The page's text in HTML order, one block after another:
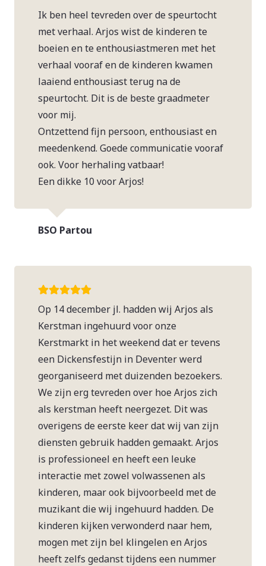
Ik ben heel tevreden over de speurtocht
met verhaal. Arjos wist de kinderen te
boeien en te enthousiastmeren met het
verhaal vooraf en de kinderen kwamen
laaiend enthousiast terug na de
speurtocht. Dit is de beste graadmeter
voor mij.
Ontzettend fijn persoon, enthousiast en
meedenkend. Goede communicatie vooraf
ook. Voor herhaling vatbaar!
Een dikke 10 voor Arjos!
BSO Partou
Op 14 december jl. hadden wij Arjos als
Kerstman ingehuurd voor onze
Kerstmarkt in het weekend dat er tevens
een Dickensfestijn in Deventer werd
georganiseerd met duizenden bezoekers.
We zijn erg tevreden over hoe Arjos zich
als kerstman heeft neergezet. Dit was
overigens de eerste keer dat wij van zijn
diensten gebruik hadden gemaakt. Arjos
is professioneel en heeft een leuke
interactie met zowel volwassenen als
kinderen, maar ook bijvoorbeeld met de
muzikant die wij ingehuurd hadden. De
kinderen kijken verwonderd naar hem,
mogen met zijn bel klingelen en Arjos
heeft zelfs gedanst tijdens een nummer